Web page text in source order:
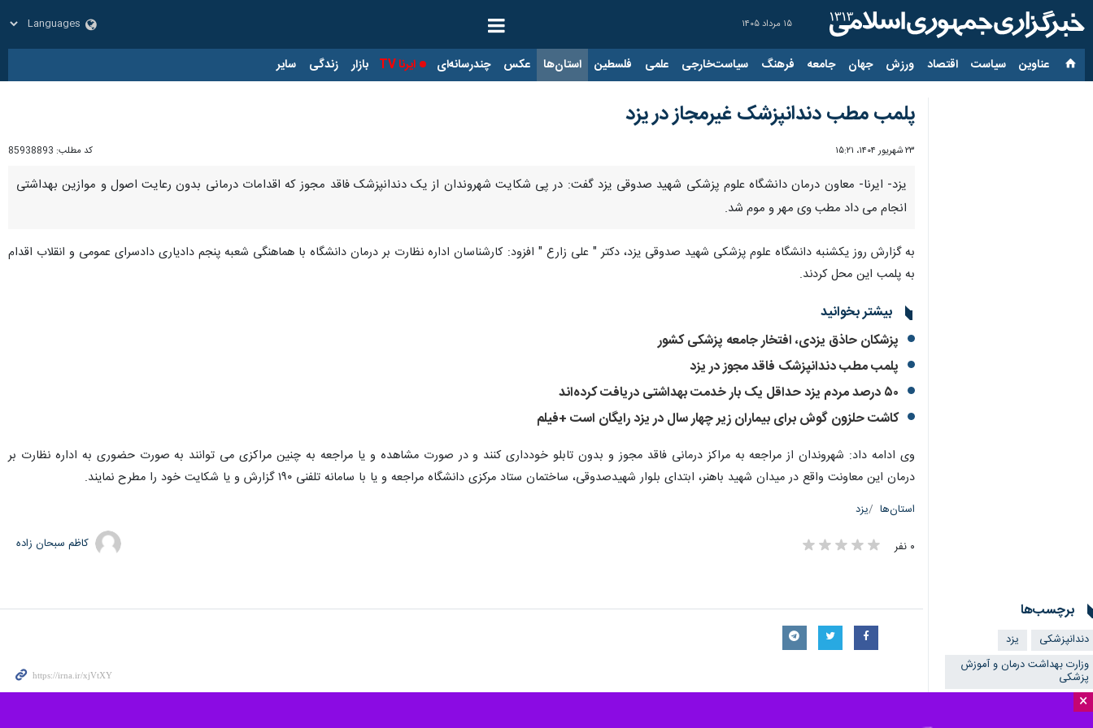
۱۵ مرداد ۱۴۰۵
عناوین‌ سیاست اقتصاد ورزش جهان جامعه فرهنگ سیاست‌خارجی علمی فلسطین استان‌ها عکس چندرسانه‌ای ایرنا TV بازار زندگی سایر
×
پلمب مطب دندانپزشک غیرمجاز در یزد
۲۳ شهریور ۱۴۰۴، ۱۵:۲۱ کد مطلب: 85938893
یزد- ایرنا- معاون درمان دانشگاه علوم پزشکی شهید صدوقی یزد گفت: در پی شکایت شهروندان از یک دندانپزشک فاقد مجوز که اقدامات درمانی بدون رعایت اصول و موازین بهداشتی
انجام می داد مطب وی مهر و موم شد.
به گزارش روز یکشنبه دانشگاه علوم پزشکی شهید صدوقی یزد، دکتر " علی زارع " افزود: کارشناسان اداره نظارت بر درمان دانشگاه با هماهنگی شعبه پنجم دادیاری دادسرای عمومی و انقلاب اقدام
به پلمب این محل کردند.
بیشتر بخوانید
پزشكان حاذق یزدی، افتخار جامعه پزشكی كشور
پلمب مطب دندانپزشک فاقد مجوز در یزد
۵۰ درصد مردم یزد حداقل یک بار خدمت بهداشتی دریافت کرده‌اند
کاشت حلزون گوش برای بیماران زیر چهار سال در یزد رایگان است +فیلم
وی ادامه داد: شهروندان از مراجعه به مراکز درمانی فاقد مجوز و بدون تابلو خودداری کنند و در صورت مشاهده و یا مراجعه به چنین مراکزی می توانند به صورت حضوری به اداره نظارت بر
درمان این معاونت واقع در میدان شهید باهنر، ابتدای بلوار شهیدصدوقی، ساختمان ستاد مرکزی دانشگاه مراجعه و یا با سامانه تلفنی ۱۹۰ گزارش و یا شکایت خود را مطرح نمایند.
استان‌ها یزد
۰ نفر کاظم سبحان زاده
برچسب‌ها
دندانپزشکی
یزد
وزارت بهداشت درمان و آموزش
پزشکی